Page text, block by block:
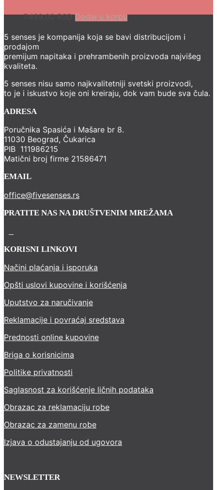
7.489,00RSD Dodaj u korpu
5 senses je kompanija koja se bavi distribucijom i
prodajom
premijum napitaka i prehrambenih proizvoda najvišeg
kvaliteta.
5 senses nisu samo najkvalitetniji svetski proizvodi,
to je i iskustvo koje oni kreiraju, dok vam bude sva čula.
ADRESA
Poručnika Spasića i Mašare br 8.
11030 Beograd, Čukarica
PIB 111986215
Matični broj firme 21586471
EMAIL
office@fivesenses.rs
PRATITE NAS NA DRUŠTVENIM MREŽAMA
KORISNI LINKOVI
Načini plaćanja i isporuka
Opšti uslovi kupovine i korišćenja
Uputstvo za naručivanje
Reklamacije i povraćaj sredstava
Prednosti online kupovine
Briga o korisnicima
Politike privatnosti
Saglasnost za korišćenje ličnih podataka
Obrazac za reklamaciju robe
Obrazac za zamenu robe
Izjava o odustajanju od ugovora
NEWSLETTER